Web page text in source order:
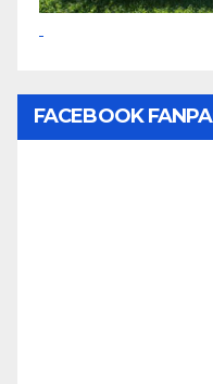
FACEBOOK